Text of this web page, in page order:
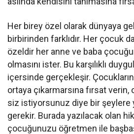
Her birey özel olarak dünyaya
birbirinden farklıdır. Her çocuk
özeldir her anne ve baba
olmasını ister. Bu karşılıklı
içersinde gerçekleşir.
ortaya çıkarmarsına fırsat verin,
siz istiyorsunuz diye bir şeylere
gerekir. Burada yazılacak olan
çocuğunuzu öğretmen ile